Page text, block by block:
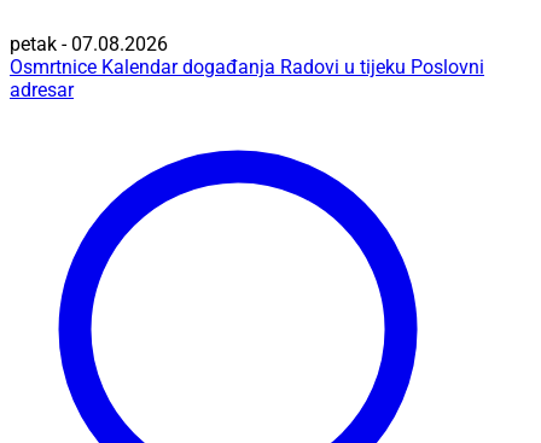
petak - 07.08.2026
Osmrtnice Kalendar događanja Radovi u tijeku Poslovni
adresar